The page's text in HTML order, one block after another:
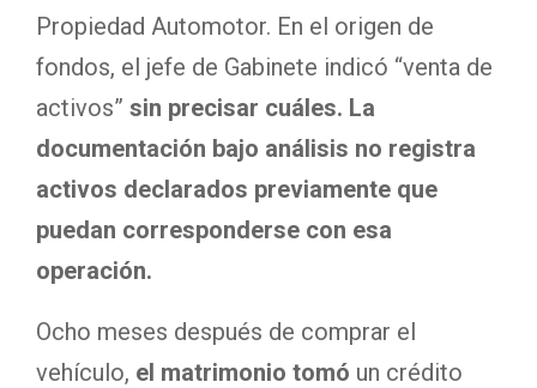
Propiedad Automotor. En el origen de
fondos, el jefe de Gabinete indicó “venta de
activos” sin precisar cuáles. La
documentación bajo análisis no registra
activos declarados previamente que
puedan corresponderse con esa
operación.
Ocho meses después de comprar el
vehículo, el matrimonio tomó un crédito